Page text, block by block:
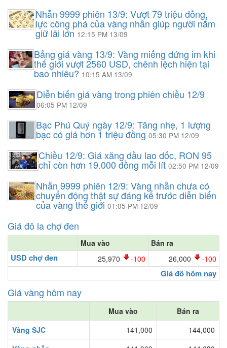
Nhẫn 9999 phiên 13/9: Vượt 79 triệu đồng,
lực công phá của vàng nhẫn giúp người nắm
giữ lãi lớn 12:15 PM 13/09
Bảng giá vàng 13/9: Vàng miếng đứng im khi
thế giới vượt 2560 USD, chênh lệch hiện tại
bao nhiêu? 10:15 AM 13/09
Diễn biến giá vàng trong phiên chiều 12/9
06:05 PM 12/09
Bạc Phú Quý ngày 12/9: Tăng nhẹ, 1 lượng
bạc có giá hơn 1 triệu đồng 05:30 PM 12/09
Chiều 12/9: Giá xăng dầu lao dốc, RON 95
chỉ còn hơn 19.000 đồng mỗi lít 02:50 PM 12/09
Nhẫn 9999 phiên 12/9: Vàng nhẫn chưa có
chuyển động thật sự đáng kể trước diễn biến
của vàng thế giới01:05 PM 12/09
Giá đô la chợ đen
Mua vào Bán ra
USD chợ đen 25,970 -100 26,000 -100
Giá đô hôm nay
Giá vàng hôm nay
Mua vào
Bán ra
Vàng SJC
141,000
144,000